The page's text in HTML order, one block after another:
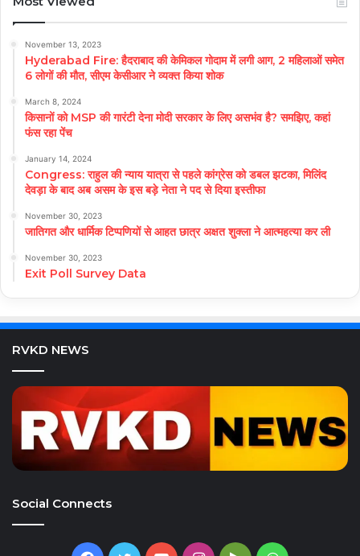
November 13, 2023
Hyderabad Fire: हैदराबाद की केमिकल गोदाम में लगी आग, 2 महिलाओं समेत
6 लोगों की मौत, सीएम केसीआर ने व्यक्त किया शोक
March 8, 2024
किसानों को MSP की गारंटी देना मोदी सरकार के लिए असभंव है? समझिए, कहां
फंस रहा पेंच
January 14, 2024
Congress: राहुल की न्याय यात्रा से पहले कांग्रेस को डबल झटका, मिलिंद
देवड़ा के बाद अब असम के इस बड़े नेता ने पद से दिया इस्तीफा
November 30, 2023
जातिगत और धार्मिक टिप्पणियों से आहत छात्र अक्षत शुक्ला ने आत्महत्या कर ली
November 30, 2023
Exit Poll Survey Data
RVKD NEWS
Social Connects